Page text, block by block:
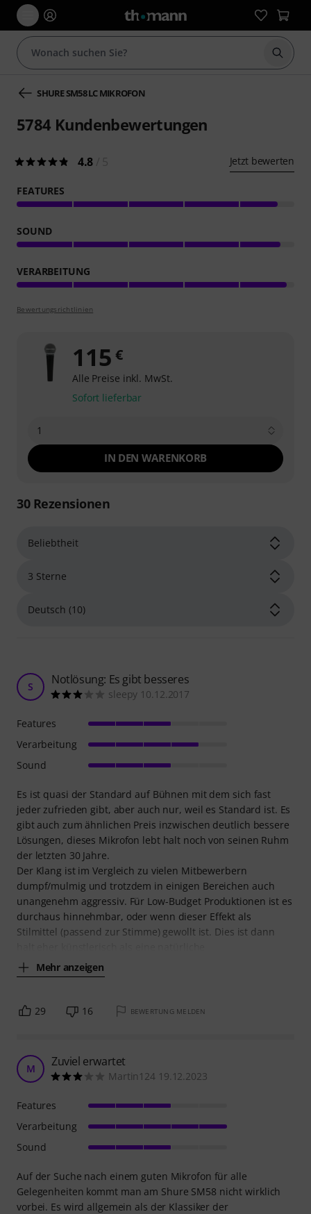
Suche
SHURE SM58 LC MIKROFON
5784 Kundenbewertungen
4.8 Jetzt bewerten
FEATURES
SOUND
VERARBEITUNG
Bewertungsrichtlinien
115 €
Alle Preise inkl. MwSt.
Sofort lieferbar
1
IN DEN WARENKORB
30Rezensionen
S Notlösung: Es gibt besseres
sleepy 10.12.2017
Es ist quasi der Standard auf Bühnen mit dem sich fast
jeder zufrieden gibt, aber auch nur, weil es Standard ist. Es
gibt auch zum ähnlichen Preis inzwischen deutlich bessere
Lösungen, dieses Mikrofon lebt halt noch von seinen Ruhm
der letzten 30 Jahre.
Der Klang ist im Vergleich zu vielen Mitbewerbern
dumpf/mulmig und trotzdem in einigen Bereichen auch
unangenehm aggressiv. Für Low-Budget Produktionen ist es
durchaus hinnehmbar, oder wenn dieser Effekt als
Stilmittel (passend zur Stimme) gewollt ist. Dies ist dann
Mehr anzeigen
Features
Verarbeitung
Sound
29 16 BEWERTUNG MELDEN
M Zuviel erwartet
Martin124 19.12.2023
Auf der Suche nach einem guten Mikrofon für alle
Gelegenheiten kommt man am Shure SM58 nicht wirklich
vorbei. Es wird allgemein als der Klassiker der
Features
Verarbeitung
Sound